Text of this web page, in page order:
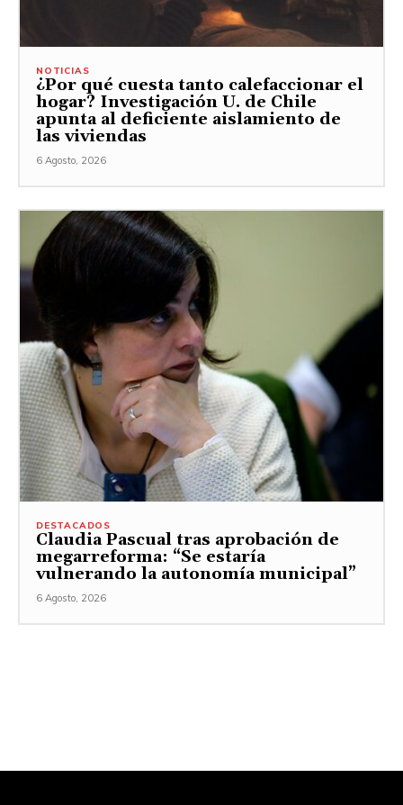
NOTICIAS
¿Por qué cuesta tanto calefaccionar el
hogar? Investigación U. de Chile
apunta al deficiente aislamiento de
las viviendas
6 Agosto, 2026
DESTACADOS
Claudia Pascual tras aprobación de
megarreforma: “Se estaría
vulnerando la autonomía municipal”
6 Agosto, 2026